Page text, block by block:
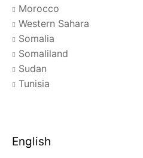
Morocco
Western Sahara
Somalia
Somaliland
Sudan
Tunisia
English